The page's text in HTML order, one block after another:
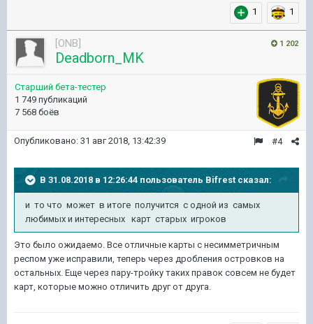
1 1
1 202
[ONB]
Deadborn_MK
Старший бета-тестер
1 749 публикаций
7 568 боёв
#4
Опубликовано: 31 авг 2018, 13:42:39
В 31.08.2018 в 12:26:44 пользователь Bifrest сказал:
и то что может в итоге получится с одной из самых
любимых и интересных карт старых игроков
Это было ожидаемо. Все отличные карты с несимметричным
респом уже исправили, теперь через дробления островков на
остальных. Еще через пару-тройку таких правок совсем не будет
карт, которые можно отличить друг от друга.